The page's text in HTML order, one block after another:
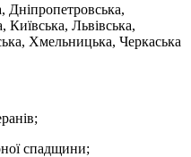
Дніпропетровська,
Львівська,
Хмельницька, Черкаська
спадщини;